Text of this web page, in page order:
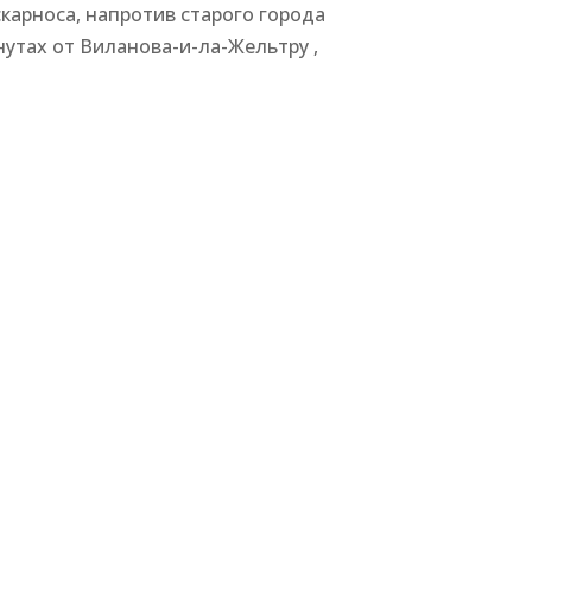
напротив старого города
от Виланова-и-ла-Жельтру ,